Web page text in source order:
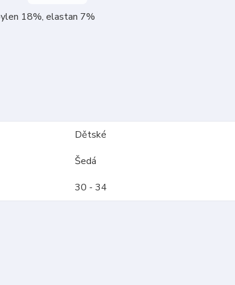
18%, elastan 7%
Dětské
Šedá
30 - 34